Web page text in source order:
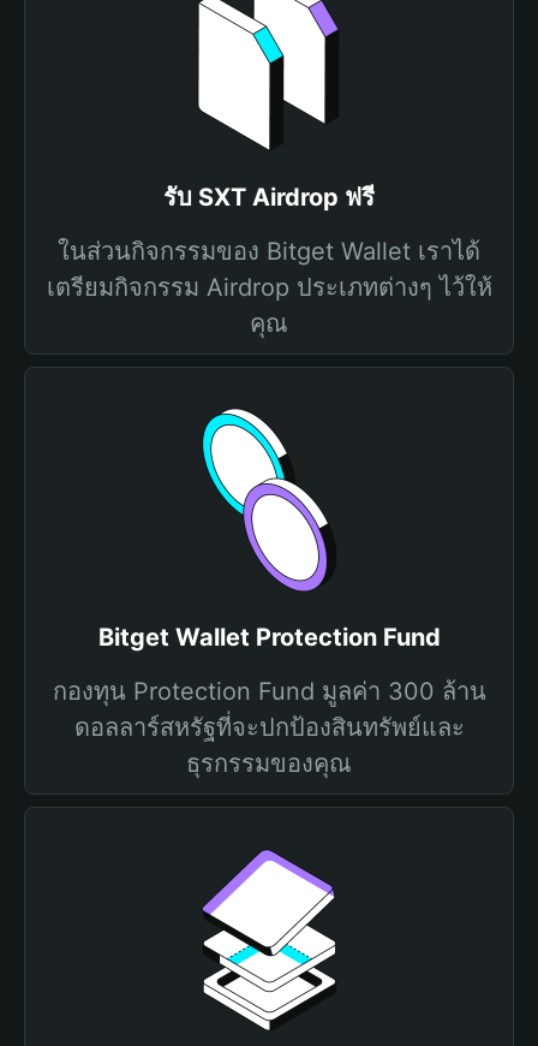
รับ SXT Airdrop ฟรี
ในส่วนกิจกรรมของ Bitget Wallet เราได้
เตรียมกิจกรรม Airdrop ประเภทต่างๆ ไว้ให้
คุณ
Bitget Wallet Protection Fund
กองทุน Protection Fund มูลค่า 300 ล้าน
ดอลลาร์สหรัฐที่จะปกป้องสินทรัพย์และ
ธุรกรรมของคุณ